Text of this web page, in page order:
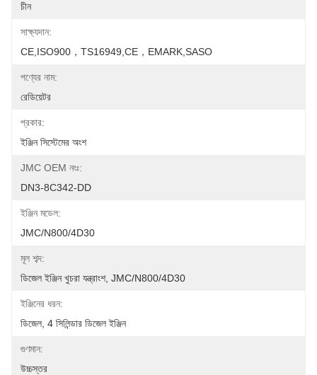
চীন
সাক্ষ্যদান:
CE,ISO900，TS16949,CE，EMARK,SASO
পণ্যের নাম:
রেডিয়েটর
প্রকার:
ইঞ্জিন সিস্টেমের অংশ
JMC OEM নংঃ:
DN3-8C342-DD
ইঞ্জিন মডেল:
JMC/N800/4D30
মূল শব্দ:
ডিজেল ইঞ্জিন খুচরা যন্ত্রাংশ, JMC/N800/4D30
ইঞ্জিনের ধরন:
ডিজেল, 4 সিলিন্ডার ডিজেল ইঞ্জিন
গুণমান:
উচ্চস্তর